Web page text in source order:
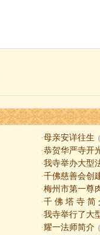
·母亲安详往生
·恭贺华严寺开
·我寺举办大型
·千佛慈善会创
·梅州市第一尊
·千 佛 塔 寺 简
·我寺举行了大
·耀一法师简介